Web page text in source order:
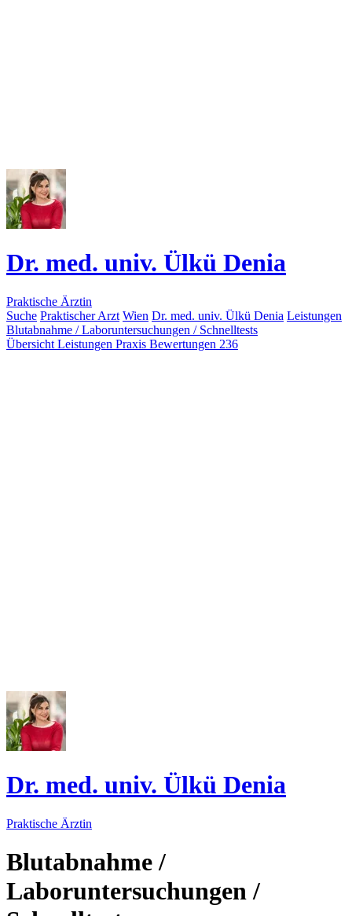
Dr. med. univ. Ülkü Denia
Praktische Ärztin
Suche Praktischer Arzt Wien Dr. med. univ. Ülkü Denia Leistungen
Blutabnahme / Laboruntersuchungen / Schnelltests
Übersicht Leistungen Praxis Bewertungen 236
Dr. med. univ. Ülkü Denia
Praktische Ärztin
Blutabnahme /
Laboruntersuchungen /